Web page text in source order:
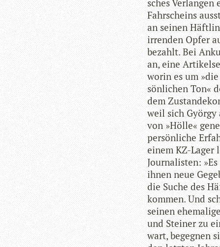
sches
Fahr­scheins
an sei­nen
irren­den Opfer
bezahlt. Bei
an, eine
worin es um
sön­li­chen Ton«
dem
weil sich
von »Hölle«
per­sön­li­che
einem KZ-Lager
Jour­na­lis­ten:
ihnen neue
die Suche des
kom­men. Und
sei­nen
und Stei­ner zu
wart, begeg­nen